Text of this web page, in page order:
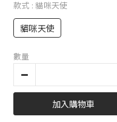
款式 : 貓咪天使
貓咪天使
數量
加入購物車